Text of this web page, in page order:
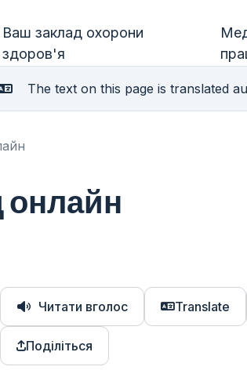
Ваш заклад охорони
здоров'я
The text on this page is translated
онлайн
Читати вголос Translate
Поділіться